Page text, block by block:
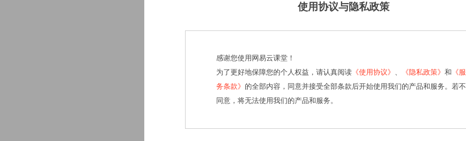
使用协议与隐私政策
感谢您使用网易云课堂！
为了更好地保障您的个人权益，请认真阅读 《使用协议》 《隐私政策》 和 《服
务条款》 的全部内容，同意并接受全部条款后开始使用我们的产品和服务。若不
同意，将无法使用我们的产品和服务。